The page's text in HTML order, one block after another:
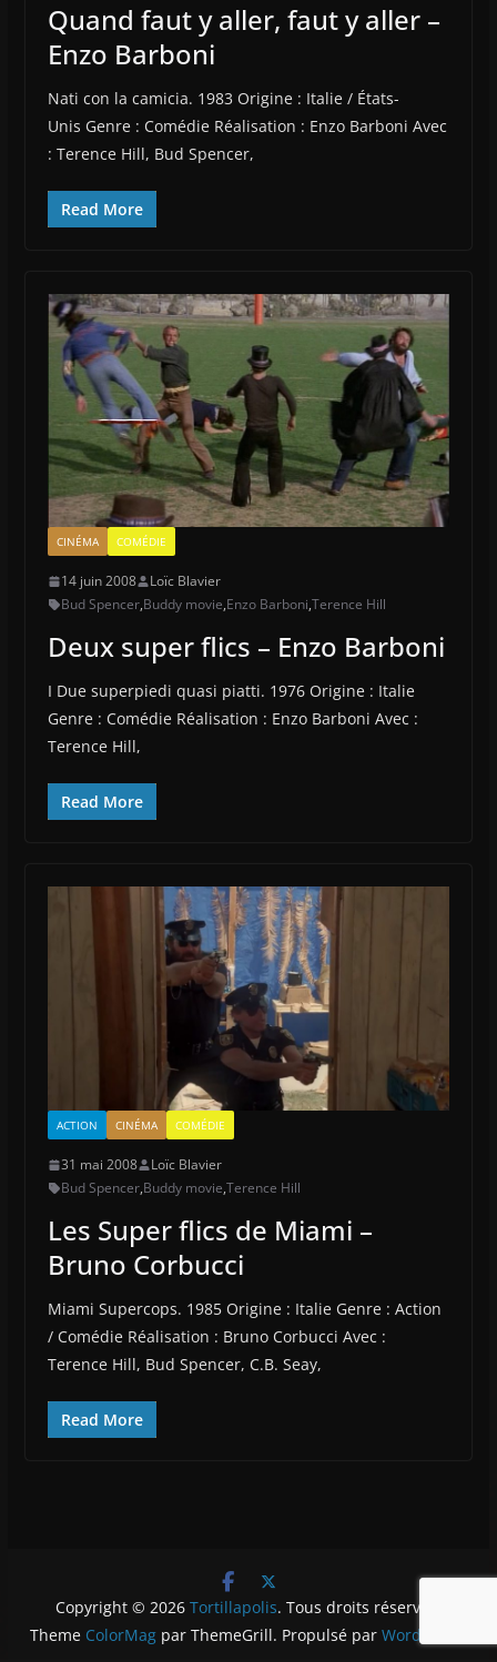
Quand faut y aller, faut y aller –
Enzo Barboni
Nati con la camicia. 1983 Origine : Italie / États-
Unis Genre : Comédie Réalisation : Enzo Barboni Avec
: Terence Hill, Bud Spencer,
Read More
CINÉMA COMÉDIE
14 juin 2008
Loïc Blavier
Bud Spencer,Buddy movie,Enzo Barboni,Terence Hill
Deux super flics – Enzo Barboni
I Due superpiedi quasi piatti. 1976 Origine : Italie
Genre : Comédie Réalisation : Enzo Barboni Avec :
Terence Hill,
Read More
ACTION CINÉMA COMÉDIE
31 mai 2008
Loïc Blavier
Bud Spencer,Buddy movie,Terence Hill
Les Super flics de Miami –
Bruno Corbucci
Miami Supercops. 1985 Origine : Italie Genre : Action
/ Comédie Réalisation : Bruno Corbucci Avec :
Terence Hill, Bud Spencer, C.B. Seay,
Read More
Copyright © 2026 Tortillapolis. Tous droits réservés.
Theme ColorMag par ThemeGrill. Propulsé parWordPress